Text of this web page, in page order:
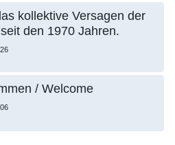
kollektive Versagen der
den 1970 Jahren.
/ Welcome